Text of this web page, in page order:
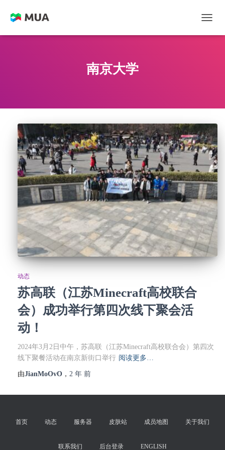
南京大学
动态
苏高联（江苏Minecraft高校联合
会）成功举行第四次线下聚会活
动！
2024年3月2日中午，苏高联（江苏Minecraft高校联合会）第四次
线下聚餐活动在南京新街口举行 阅读更多…
由JianMoOvO ， 2 年 前
首页 动态 服务器 皮肤站 成员地图 关于我们
联系我们 后台登录 ENGLISH